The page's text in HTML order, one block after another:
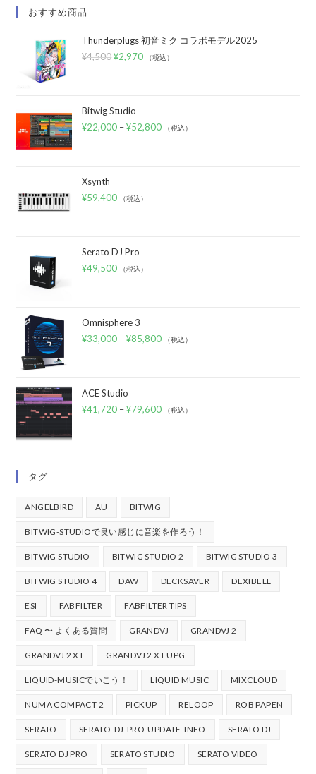
おすすめ商品
Thunderplugs 初音ミク コラボモデル2025
¥4,500 ¥2,970 （税込）
Bitwig Studio
¥22,000 –¥52,800 （税込）
Xsynth
¥59,400 （税込）
Serato DJ Pro
¥49,500 （税込）
Omnisphere 3
¥33,000 –¥85,800 （税込）
ACE Studio
¥41,720 –¥79,600 （税込）
タグ
ANGELBIRD AU BITWIG
BITWIG-STUDIOで良い感じに音楽を作ろう！
BITWIG STUDIO BITWIG STUDIO 2 BITWIG STUDIO 3
BITWIG STUDIO 4 DAW DECKSAVER DEXIBELL
ESI FABFILTER FABFILTER TIPS
FAQ 〜 よくある質問 GRANDVJ GRANDVJ 2
GRANDVJ 2 XT GRANDVJ 2 XT UPG
LIQUID-MUSICでいこう！ LIQUID MUSIC MIXCLOUD
NUMA COMPACT 2 PICKUP RELOOP ROB PAPEN
SERATO SERATO-DJ-PRO-UPDATE-INFO SERATO DJ
SERATO DJ PRO SERATO STUDIO SERATO VIDEO